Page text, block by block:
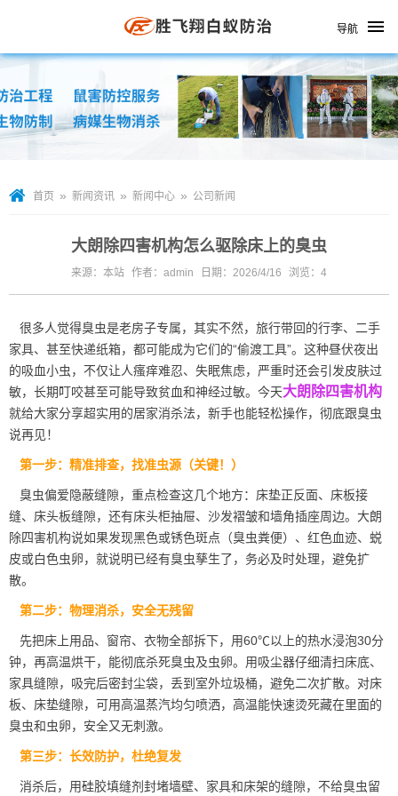
导航
首页 » 新闻资讯 » 新闻中心 » 公司新闻
大朗除四害机构怎么驱除床上的臭虫
来源：本站 作者：admin 日期：2026/4/16 浏览： 4
很多人觉得臭虫是老房子专属，其实不然，旅行带回的行李、二手
家具、甚至快递纸箱，都可能成为它们的“偷渡工具”。这种昼伏夜出
的吸血小虫，不仅让人瘙痒难忍、失眠焦虑，严重时还会引发皮肤过
敏，长期叮咬甚至可能导致贫血和神经过敏。今天大朗除四害机构
就给大家分享超实用的居家消杀法，新手也能轻松操作，彻底跟臭虫
说再见！
第一步：精准排查，找准虫源（关键！）
臭虫偏爱隐蔽缝隙，重点检查这几个地方：床垫正反面、床板接
缝、床头板缝隙，还有床头柜抽屉、沙发褶皱和墙角插座周边。大朗
除四害机构说如果发现黑色或锈色斑点（臭虫粪便）、红色血迹、蜕
皮或白色虫卵，就说明已经有臭虫孳生了，务必及时处理，避免扩
散。
第二步：物理消杀，安全无残留
先把床上用品、窗帘、衣物全部拆下，用60℃以上的热水浸泡30分
钟，再高温烘干，能彻底杀死臭虫及虫卵。用吸尘器仔细清扫床底、
家具缝隙，吸完后密封尘袋，丢到室外垃圾桶，避免二次扩散。对床
板、床垫缝隙，可用高温蒸汽均匀喷洒，高温能快速烫死藏在里面的
臭虫和虫卵，安全又无刺激。
第三步：长效防护，杜绝复发
消杀后，用硅胶填缝剂封堵墙壁、家具和床架的缝隙，不给臭虫留